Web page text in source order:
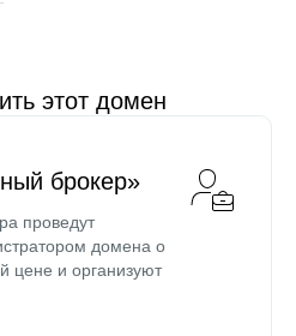
этот домен
брокер»
проведут
домена о
цене и организуют